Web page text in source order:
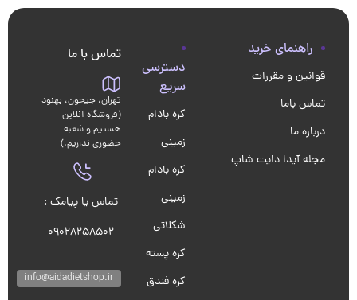
راهنمای خرید
قوانین و مقررات
تماس باما
درباره ما
مجله آیدا دایت شاپ
دسترسی
سریع
کره بادام
زمینی
کره بادام
زمینی
شکلاتی
کره پسته
کره فندق
تماس با ما
تهران، جیحون، بهنود
(فروشگاه آنلاین
هستیم و شعبه
حضوری نداریم.)
تماس یا پیامک :
09028258502
info@aidadietshop.ir